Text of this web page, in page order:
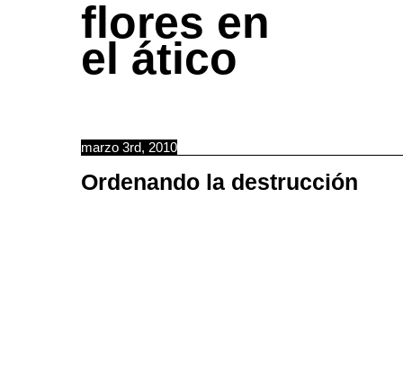
flores en
el ático
marzo 3rd, 2010
Ordenando la destrucción